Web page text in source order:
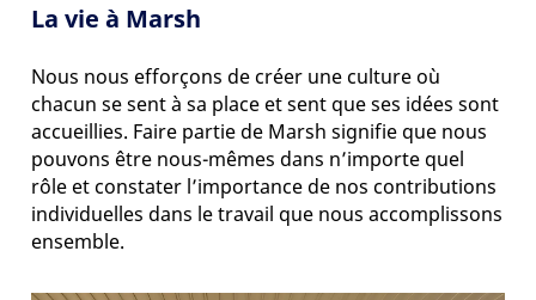
La vie à Marsh
Nous nous efforçons de créer une culture où
chacun se sent à sa place et sent que ses idées sont
accueillies. Faire partie de Marsh signifie que nous
pouvons être nous-mêmes dans n’importe quel
rôle et constater l’importance de nos contributions
individuelles dans le travail que nous accomplissons
ensemble.